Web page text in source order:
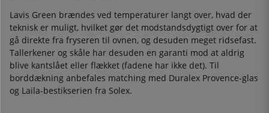
Lavis Green brændes ved temperaturer langt over, hvad der
teknisk er muligt, hvilket gør det modstandsdygtigt over for at
gå direkte fra fryseren til ovnen, og desuden meget ridsefast.
Tallerkener og skåle har desuden en garanti mod at aldrig
blive kantslået eller flækket (fadene har ikke det). Til
borddækning anbefales matching med Duralex Provence-glas
og Laila-bestikserien fra Solex.